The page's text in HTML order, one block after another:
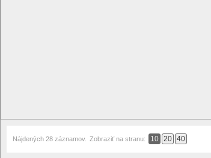
Nájdených 28 záznamov. Zobraziť na stranu: 10 20 40